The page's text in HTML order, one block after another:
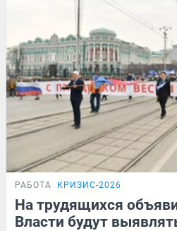
РАБОТА КРИЗИС-2026
На трудящихся
Власти будут